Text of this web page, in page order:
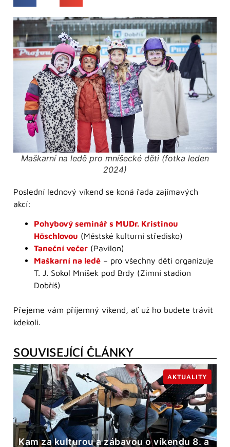
Maškarní na ledě pro mníšecké děti (fotka leden
2024)
Poslední lednový víkend se koná řada zajímavých
akcí:
Pohybový seminář s MUDr. Kristinou
Höschlovou (Městské kulturní středisko)
Taneční večer (Pavilon)
Maškarní na ledě – pro všechny děti organizuje
T. J. Sokol Mníšek pod Brdy (Zimní stadion
Dobříš)
Přejeme vám příjemný víkend, ať už ho budete trávit
kdekoli.
SOUVISEJÍCÍ ČLÁNKY
Kam za kulturou a zábavou o víkendu 8. a
AKTUALITY